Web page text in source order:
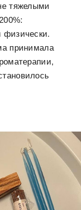
тяжелыми
физически.
принимала